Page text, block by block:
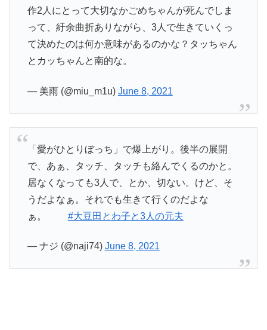
作2人にとって大切なかごめちゃんが死んでしま
って、紆余曲折ありながら、3人で生きていくっ
て決めたのは何か意味があるのかな？タッちゃん
とカッちゃんと南的な。
— 美雨 (@miu_m1u) June 8, 2021
「愛がひとりぼっち」で爆上がり。後半の展開
で、あぁ、タッチ、タッチも絡んでくるのかと。
居なくなっても3人で、とか、切ない。けど、そ
うだよなぁ。それでも生きて行くのだよな
ぁ。 #大豆田とわ子と3人の元夫
— ナジ (@naji74) June 8, 2021